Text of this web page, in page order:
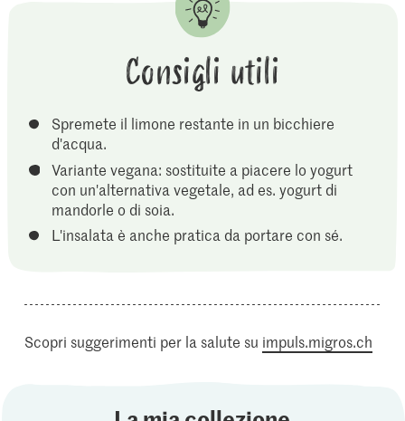
Consigli utili
Spremete il limone restante in un bicchiere
d'acqua.
Variante vegana: sostituite a piacere lo yogurt
con un'alternativa vegetale, ad es. yogurt di
mandorle o di soia.
L'insalata è anche pratica da portare con sé.
Scopri suggerimenti per la salute su impuls.migros.ch